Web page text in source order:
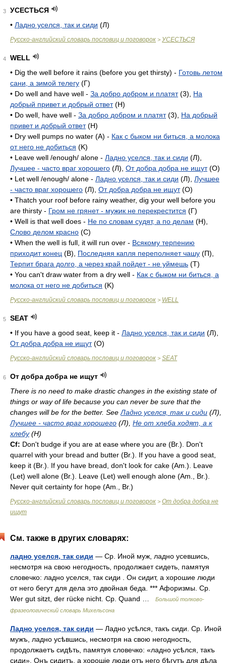
3
УСЕСТЬСЯ
• Ладно уселся, так и сиди (Л)
Русско-английский словарь пословиц и поговорок > УСЕСТЬСЯ
4
WELL
• Dig the well before it rains (before you get thirsty) - Готовь летом
сани, а зимой телегу (Г)
• Do well and have well - За добро добром и платят(3), На
добрый привет и добрый ответ(H)
• Do well, have well - За добро добром и платят(3), На добрый
привет и добрый ответ(H)
• Dry well pumps no water (A) - Как с быком ни биться, а молока
от него не добиться (K)
• Leave well /enough/ alone - Ладно уселся, так и сиди (Л),
Лучшее - часто враг хорошего (Л), От добра добра не ищут(O)
• Let well /enough/ alone - Ладно уселся, так и сиди (Л), Лучшее
- часто враг хорошего (Л), От добра добра не ищут(O)
• Thatch your roof before rainy weather, dig your well before you
are thirsty - Гром не грянет - мужик не перекрестится (Г)
• Well is that well does - Не по словам судят, а по делам (H),
Слово делом красно (C)
• When the well is full, it will run over - Всякому терпению
приходит конец (B), Последняя капля переполняет чашу (П),
Терпит брага долго, а через край пойдет - не уймешь (T)
• You can't draw water from a dry well - Как с быком ни биться, а
молока от него не добиться (K)
Русско-английский словарь пословиц и поговорок > WELL
5
SEAT
• If you have a good seat, keep it - Ладно уселся, так и сиди (Л),
От добра добра не ищут(O)
Русско-английский словарь пословиц и поговорок > SEAT
6
От добра добра не ищут
There is no need to make drastic changes in the existing state of
things or way of life because you can never be sure that the
changes will be for the better. See Ладно уселся, так и сиди (Л),
Лучшее - часто враг хорошего (Л), Не от хлеба ходят, а к
хлебу(H)
Cf: Don't budge if you are at ease where you are (Br.). Don't
quarrel with your bread and butter (Br.). If you have a good seat,
keep it (Br.). If you have bread, don't look for cake (Am. ). Leave
(Let) well alone (Br.). Leave (Let) well enough alone (Am. Br.).
Never quit certainty for hope (Am. Br.)
Русско-английский словарь пословиц и поговорок > От добра добра не
ищут
См. также в других словарях:
ладно уселся, так сиди — Ср. Иной муж, ладно усевшись,
несмотря на свою негодность, продолжает сидеть, памятуя
словечко: ладно уселся, так сиди . Он сидит, а хорошие люди
от него бегут для дела это двойная беда. *** Афоризмы. Ср.
Wer gut sitzt, der rücke nicht. Ср. Quand …
Большой толково-
фразеологический словарь Михельсона
Ладно уселся, так сиди — Ладно усѣлся, такъ сиди. Ср. Иной
мужъ, ладно усѣвшись, несмотря на свою негодность,
продолжаетъ сидѣть, памятуя словечко: «ладно усѣлся, такъ
сиди». Онъ сидитъ, а хорошіе люди отъ него бѣгутъ для дѣла